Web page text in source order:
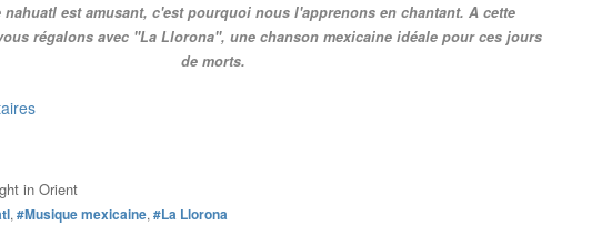
nahuatl est amusant, c'est pourquoi nous l'apprenons en chantant. A cette
régalons avec "La Llorona", une chanson mexicaine idéale pour ces jours
de morts.
in Orient
, #Musique mexicaine, #La Llorona